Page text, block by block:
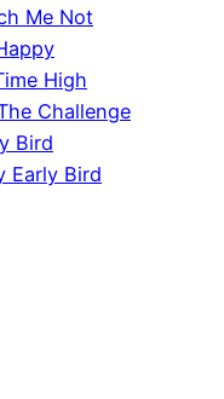
Me Not
High
Challenge
Bird
Early Bird